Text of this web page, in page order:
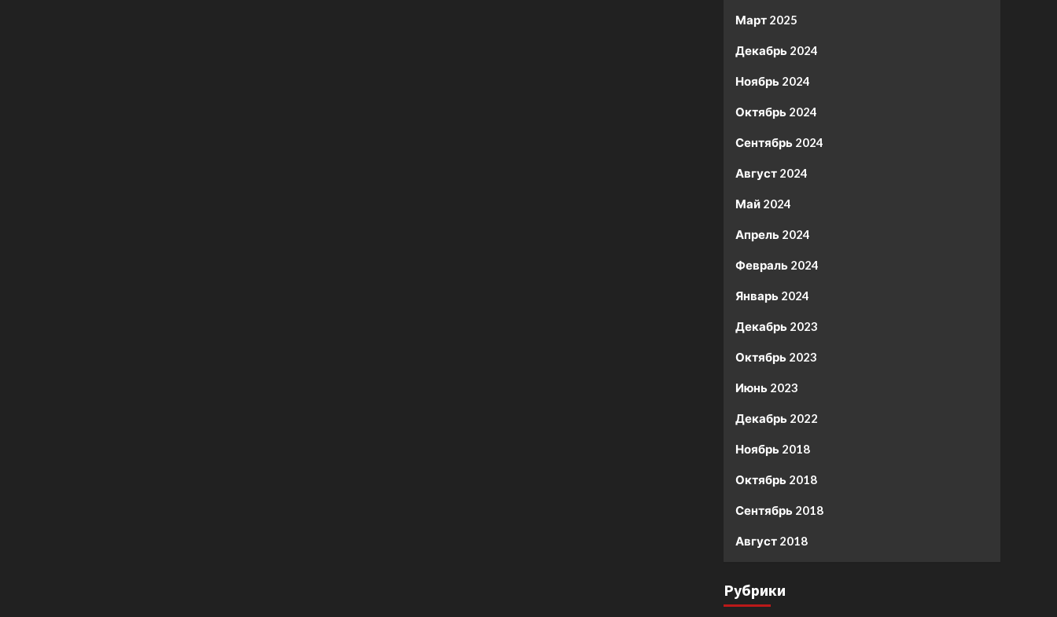
Март 2025
Декабрь 2024
Ноябрь 2024
Октябрь 2024
Сентябрь 2024
Август 2024
Май 2024
Апрель 2024
Февраль 2024
Январь 2024
Декабрь 2023
Октябрь 2023
Июнь 2023
Декабрь 2022
Ноябрь 2018
Октябрь 2018
Сентябрь 2018
Август 2018
Рубрики